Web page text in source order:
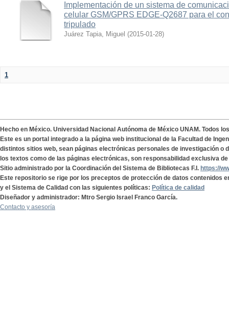
Implementación de un sistema de
celular GSM/GPRS EDGE-Q2687 para el
tripulado
Juárez Tapia, Miguel (2015-01-28)
1
Hecho en México. Universidad Nacional Autónoma de México UNAM. Todos
Este es un portal integrado a la página web institucional de la Facultad de
distintos sitios web, sean páginas electrónicas personales de investigación o
los textos como de las páginas electrónicas, son responsabilidad exclusiva
Sitio administrado por la Coordinación del Sistema de Bibliotecas F.I. https://
Este repositorio se rige por los preceptos de protección de datos contenidos
y el Sistema de Calidad con las siguientes políticas: Política de calidad
Diseñador y administrador: Mtro Sergio Israel Franco García.
Contacto y asesoría